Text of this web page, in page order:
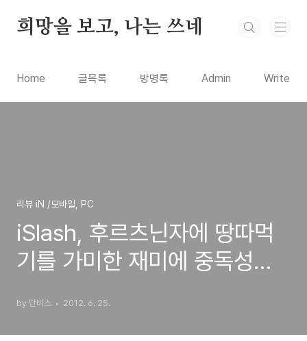
희망을 보고, 나는 쓰네
Home 글목록 방명록 Admin Write
리뷰 iN /모바일, PC
iSlash, 후르츠닌자에 땅따먹
기를 가미한 재미에 중독성있
패드용 앱 게임방법 리뷰)
by 단비스 2012. 6. 25.